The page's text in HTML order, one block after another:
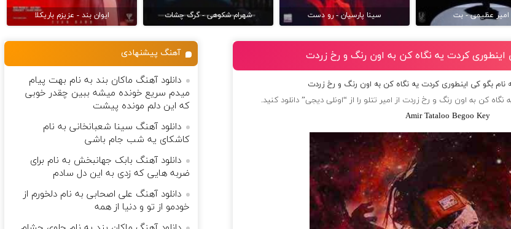
امیر عظیمی - بت سینا پارسیان - رو دست شهرام شکوهی - گرگ چشات ایوان بند - عزیزم باریکلا
اینطوری کردت یه نگاه کن به اون رنگ و رخ زردت
نام بگو کی اینطوری کردت یه نگاه کن به اون رنگ و رخ زردت
نگاه کن به اون رنگ و رخ زردت از امیر تتلو را از “اونلی دیجی” دانلود کنید.
Amir Tataloo Begoo Key
آهنگ پیشنهادی
دانلود آهنگ ماکان بند به نام بهت پیام
میدم سریع خونده میشه ببین چقدر خوبی
که این دلم مونده پیشت
دانلود آهنگ سینا شعبانخانی به نام
کاشکای یه شب جام باشی
دانلود آهنگ بابک جهانبخش به نام برای
ضربه هایی که زدی به این دل سادم
دانلود آهنگ علی اصحابی به نام دلخورم از
خودمو از تو و دنیا از همه